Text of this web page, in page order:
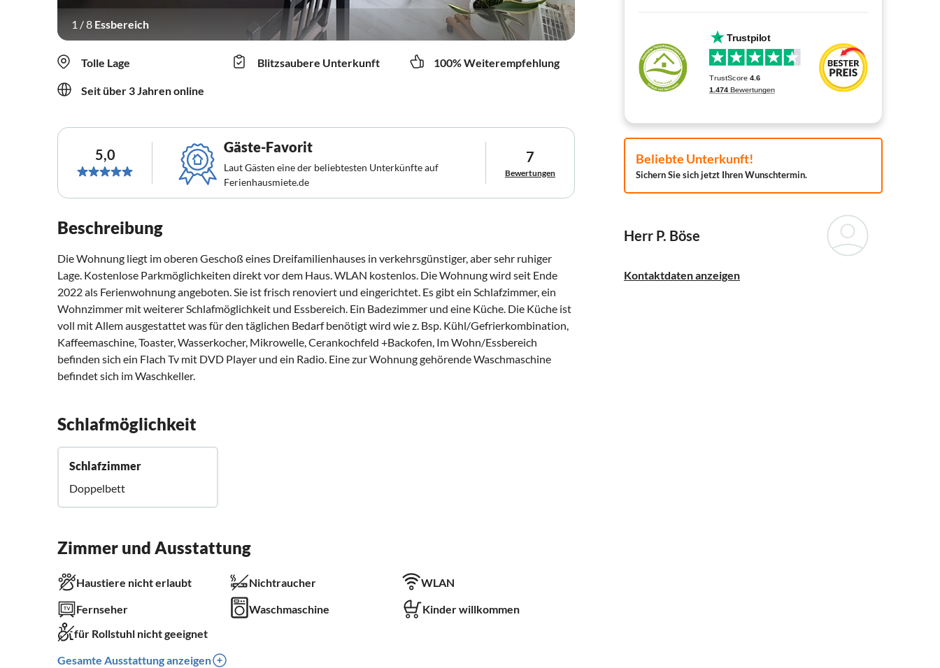
1 /8 Essbereich
Tolle Lage Blitzsaubere Unterkunft 100% Weiterempfehlung
Seit über 3 Jahren online
5,0 Gäste-Favorit
Laut Gästen eine der beliebtesten Unterkünfte auf
Ferienhausmiete.de
7
Bewertungen
Beschreibung
Die Wohnung liegt im oberen Geschoß eines Dreifamilienhauses in verkehrsgünstiger, aber sehr ruhiger
Lage. Kostenlose Parkmöglichkeiten direkt vor dem Haus. WLAN kostenlos. Die Wohnung wird seit Ende
2022 als Ferienwohnung angeboten. Sie ist frisch renoviert und eingerichtet. Es gibt ein Schlafzimmer, ein
Wohnzimmer mit weiterer Schlafmöglichkeit und Essbereich. Ein Badezimmer und eine Küche. Die Küche ist
voll mit Allem ausgestattet was für den täglichen Bedarf benötigt wird wie z. Bsp. Kühl/Gefrierkombination,
Kaffeemaschine, Toaster, Wasserkocher, Mikrowelle, Cerankochfeld +Backofen, Im Wohn/Essbereich
befinden sich ein Flach Tv mit DVD Player und ein Radio. Eine zur Wohnung gehörende Waschmaschine
befindet sich im Waschkeller.
Schlafmöglichkeit
Schlafzimmer
Doppelbett
Zimmer und Ausstattung
Haustiere nicht erlaubt Nichtraucher
WLAN
Fernseher
Waschmaschine
Kinder willkommen
für Rollstuhl nicht geeignet
Gesamte Ausstattung anzeigen
Beliebte Unterkunft!
Sichern Sie sich jetzt Ihren Wunschtermin.
Herr P. Böse
Kontaktdaten anzeigen